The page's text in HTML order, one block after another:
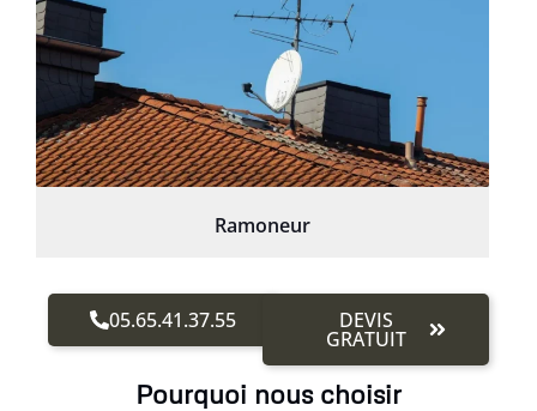
Ramoneur
05.65.41.37.55 DEVIS
GRATUIT
Pourquoi nous choisir